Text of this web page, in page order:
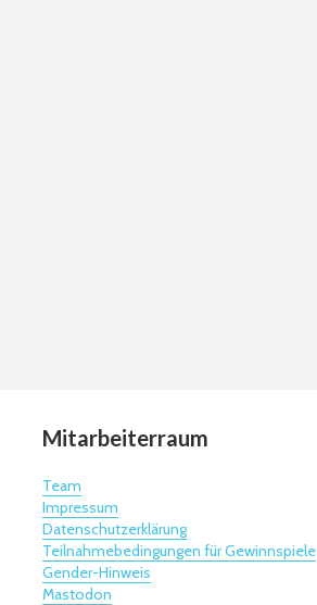
Mitarbeiterraum
Team
Impressum
Datenschutzerklärung
Teilnahmebedingungen für Gewinnspiele
Gender-Hinweis
Mastodon